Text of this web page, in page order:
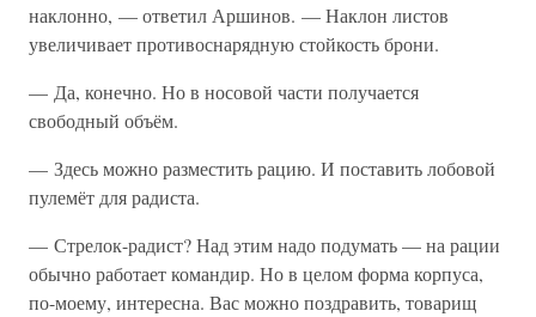
наклонно, — ответил Аршинов. — Наклон листов
увеличивает противоснарядную стойкость брони.
— Да, конечно. Но в носовой части получается
свободный объём.
— Здесь можно разместить рацию. И поставить лобовой
пулемёт для радиста.
— Стрелок-радист? Над этим надо подумать — на рации
обычно работает командир. Но в целом форма корпуса,
по-моему, интересна. Вас можно поздравить, товарищ